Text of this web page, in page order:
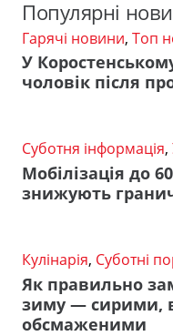
Популярні
Гарячі новини, Топ
У
чоловік після
Суботня інформація,
Мобілізація до
знижують
Кулінарія, Суботні
Як правильно
зиму — сирими,
обсмаженими